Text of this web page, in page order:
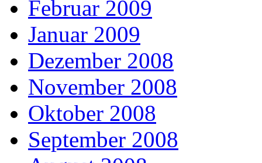
Februar 2009
Januar 2009
Dezember 2008
November 2008
Oktober 2008
September 2008